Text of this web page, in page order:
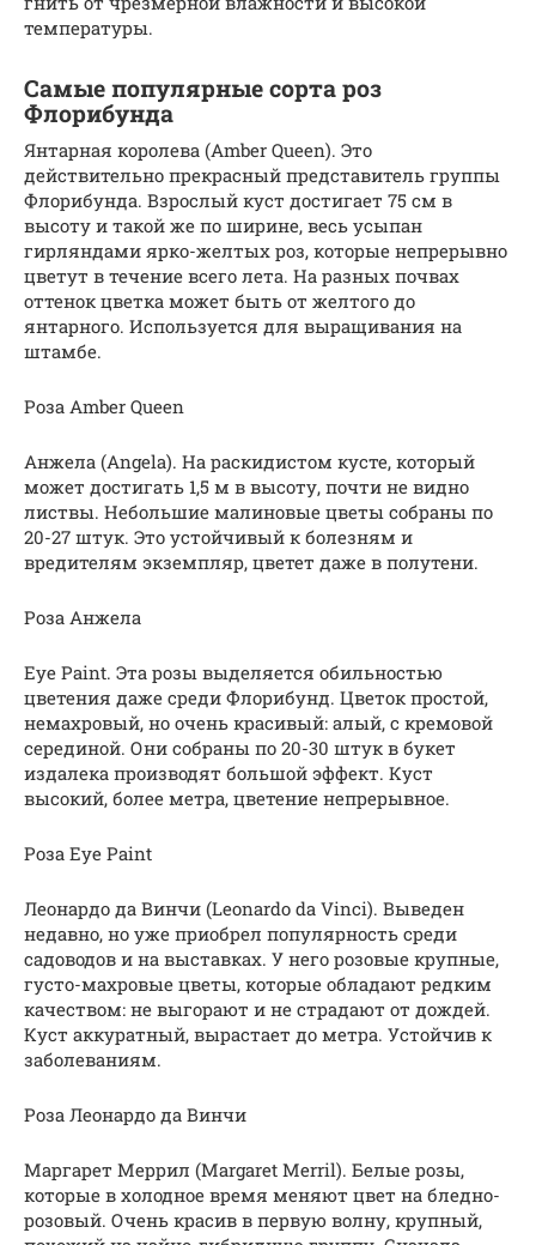
температуры.
Самые популярные сорта роз
Флорибунда
Янтарная королева (Amber Queen). Это
действительно прекрасный представитель группы
Флорибунда. Взрослый куст достигает 75 см в
высоту и такой же по ширине, весь усыпан
гирляндами ярко-желтых роз, которые непрерывно
цветут в течение всего лета. На разных почвах
оттенок цветка может быть от желтого до
янтарного. Используется для выращивания на
штамбе.
Роза Amber Queen
Анжела (Angela). На раскидистом кусте, который
может достигать 1,5 м в высоту, почти не видно
листвы. Небольшие малиновые цветы собраны по
20-27 штук. Это устойчивый к болезням и
вредителям экземпляр, цветет даже в полутени.
Роза Анжела
Eye Paint. Эта розы выделяется обильностью
цветения даже среди Флорибунд. Цветок простой,
немахровый, но очень красивый: алый, с кремовой
серединой. Они собраны по 20-30 штук в букет
издалека производят большой эффект. Куст
высокий, более метра, цветение непрерывное.
Роза Eye Paint
Леонардо да Винчи (Leonardo da Vinci). Выведен
недавно, но уже приобрел популярность среди
садоводов и на выставках. У него розовые крупные,
густо-махровые цветы, которые обладают редким
качеством: не выгорают и не страдают от дождей.
Куст аккуратный, вырастает до метра. Устойчив к
заболеваниям.
Роза Леонардо да Винчи
Маргарет Меррил (Margaret Merril). Белые розы,
которые в холодное время меняют цвет на бледно-
розовый. Очень красив в первую волну, крупный,